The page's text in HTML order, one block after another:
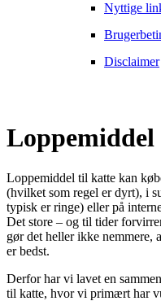
Nyttige
Disclaimer
Loppemiddel til katte kan
(hvilket som regel er dyrt), i
typisk er ringe) eller på
Det store – og til tider
gør det heller ikke nemmere,
er bedst.
Derfor har vi lavet en
til katte, hvor vi primært har